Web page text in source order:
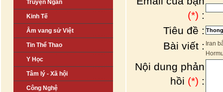
Truyện Ngắn
Kinh Tế
Âm vang sử Việt
Tin Thể Thao
Y Học
Tâm lý - Xã hội
Công Nghệ
(*) :
Tiêu đề :
Bài viết : Iran
Nội dung phản
hồi (*) :